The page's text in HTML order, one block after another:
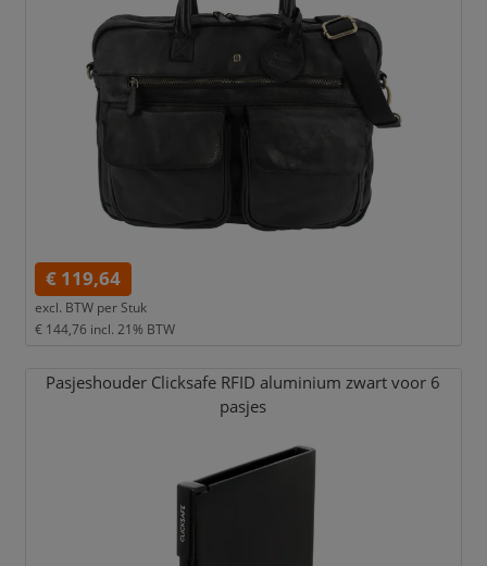
€ 119,64
excl. BTW per Stuk
€ 144,76 incl. 21% BTW
Pasjeshouder Clicksafe RFID aluminium zwart voor 6
pasjes